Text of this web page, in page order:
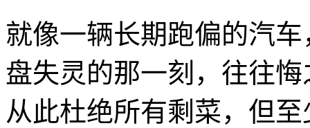
就像一辆长期跑偏的汽
盘失灵的那一刻，往往
从此杜绝所有剩菜，但